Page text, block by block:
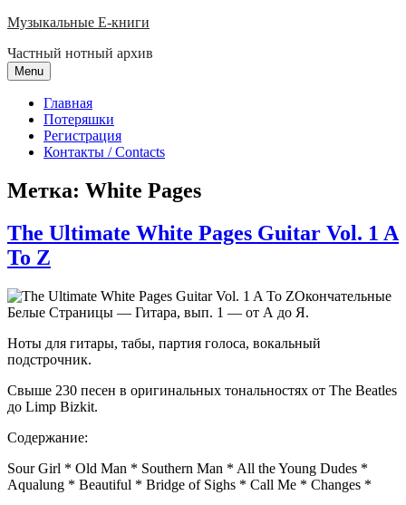
Skip
content
Музыкальные E-книги
Частный нотный архив
Menu
Главная
Потеряшки
Регистрация
Контакты / Contacts
Метка: White Pages
The Ultimate White Pages Guitar Vol. 1 A
To Z
Окончательные
Белые Страницы — Гитара, вып. 1 — от А до Я.
Ноты для гитары, табы, партия голоса, вокальный
подстрочник.
Свыше 230 песен в оригинальных тональностях от The Beatles
до Limp Bizkit.
Содержание:
Sour Girl * Old Man * Southern Man * All the Young Dudes *
Aqualung * Beautiful * Bridge of Sighs * Call Me * Changes *